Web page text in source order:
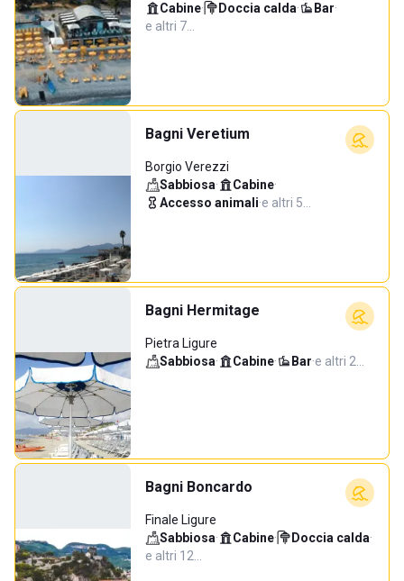
Cabine· Doccia calda· Bar·
e altri 7…
Bagni Veretium
Borgio Verezzi
Sabbiosa· Cabine·
Accesso animali·e altri 5…
Bagni Hermitage
Pietra Ligure
Sabbiosa· Cabine· Bar·e altri 2…
Bagni Boncardo
Finale Ligure
Sabbiosa· Cabine· Doccia calda·
e altri 12…